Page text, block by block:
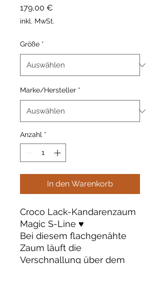
179,00 €
inkl. MwSt.
Größe *
Marke/Hersteller *
Anzahl *
In den Warenkorb
Croco Lack-Kandarenzaum
Magic S-Line ♥️
Bei diesem flachgenähte
Zaum läuft die
Verschnallung über dem